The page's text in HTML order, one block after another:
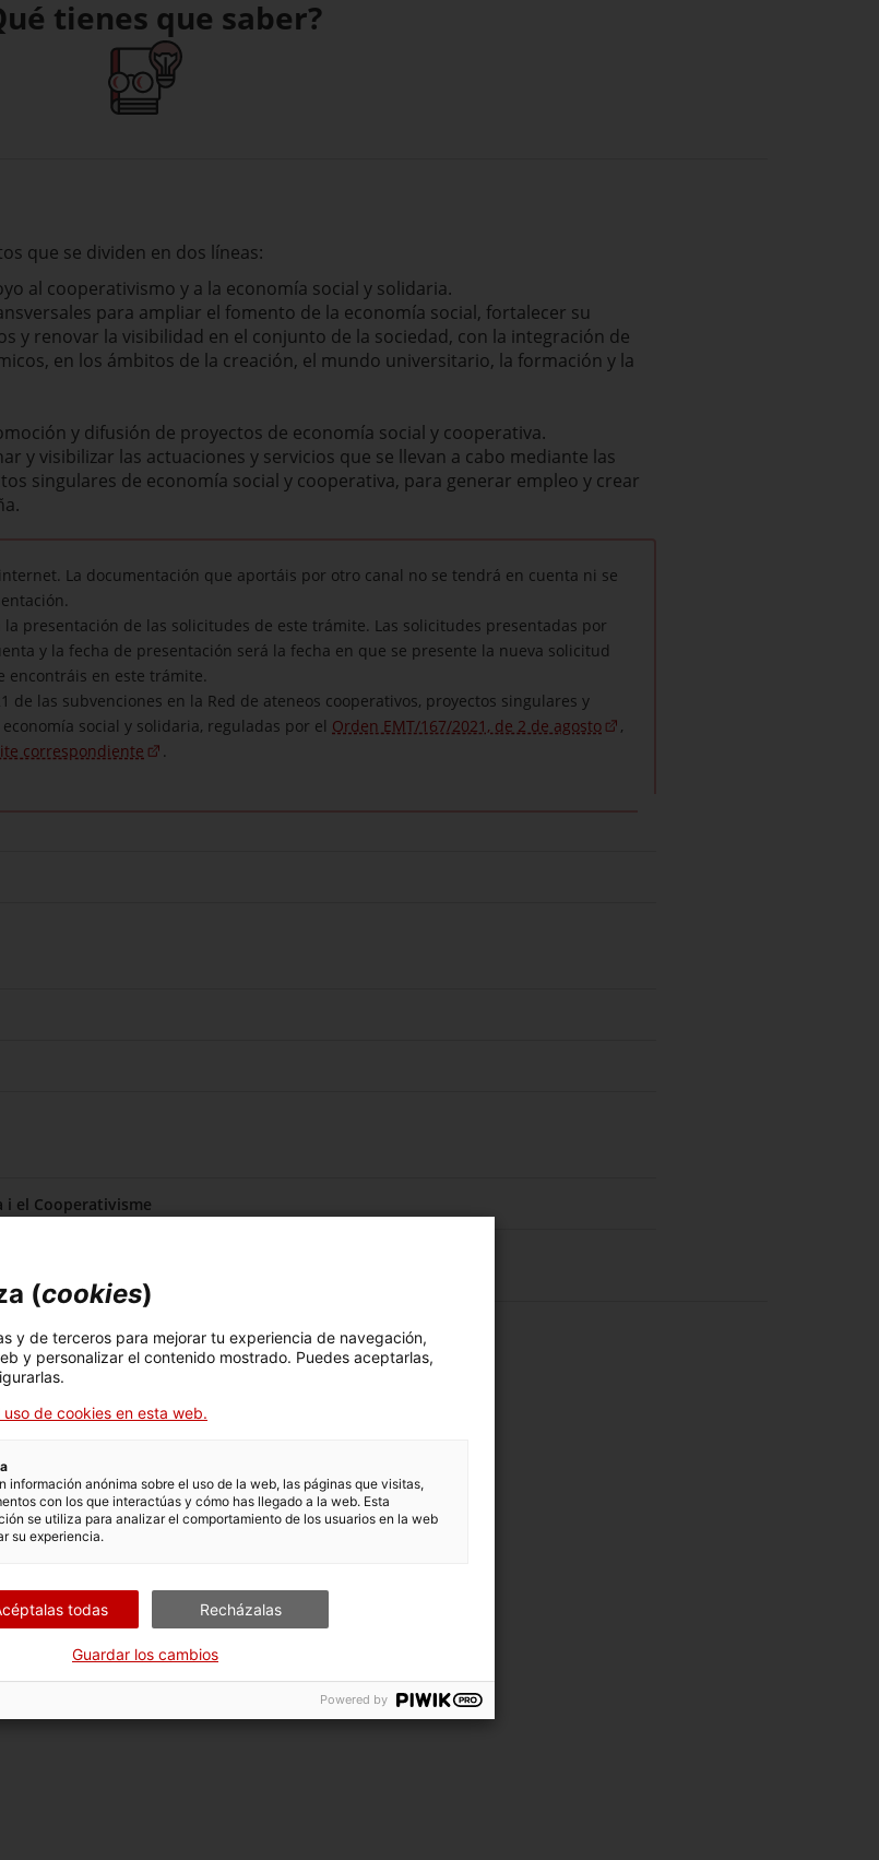
tienes que saber?
que se dividen en dos líneas:
al cooperativismo y a la economía social y solidaria.
para ampliar el fomento de la economía social, fortalecer su
y renovar la visibilidad en el conjunto de la sociedad, con la integración de
en los ámbitos de la creación, el mundo universitario, la formación y la
y difusión de proyectos de economía social y cooperativa.
y visibilizar las actuaciones y servicios que se llevan a cabo mediante las
singulares de economía social y cooperativa, para generar empleo y crear
La documentación que aportáis por otro canal no se tendrá en cuenta ni se
presentación de las solicitudes de este trámite. Las solicitudes presentadas por
y la fecha de presentación será la fecha en que se presente la nueva solicitud
encontráis en este trámite.
de las subvenciones en la Red de ateneos cooperativos, proyectos singulares y
social y solidaria, reguladas por el Orden EMT/167/2021, de 2 de agosto
,
correspondiente .
i el Cooperativisme
(cookies)
y de terceros para mejorar tu experiencia de navegación,
y personalizar el contenido mostrado. Puedes aceptarlas,
de cookies en esta web.
información anónima sobre el uso de la web, las páginas que visitas,
con los que interactúas y cómo has llegado a la web. Esta
se utiliza para analizar el comportamiento de los usuarios en la web
su experiencia.
todas Recházalas
Guardar los cambios
Powered by